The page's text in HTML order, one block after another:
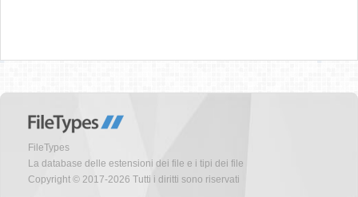
FileTypes
La database delle estensioni dei file e i tipi dei file
Copyright © 2017-2026 Tutti i diritti sono riservati